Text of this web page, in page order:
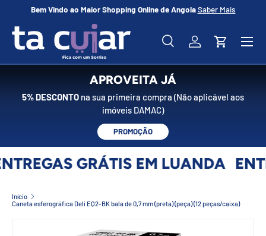
Bem Vindo ao Maior Shopping Online de Angola Saber Mais
Pesquisar
PesquisarIniciar sessão
Carrinho
APROVEITA JÁ
5% DESCONTO na sua primeira compra (Não aplicável aos
imóveis DAMAC)
PROMOÇÃO
GRÁTIS EM LUANDA
Início
Caneta esferográfica Deli EQ2-BK bala de 0,7 mm (preta) (peça) (12 peças/caixa)